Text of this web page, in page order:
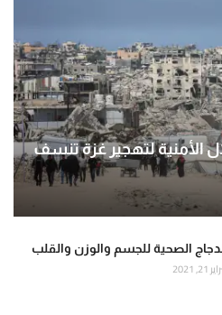
الأمنية لتهجير غزة تنسف
الصحية للجسم والوزن والقلب
2021